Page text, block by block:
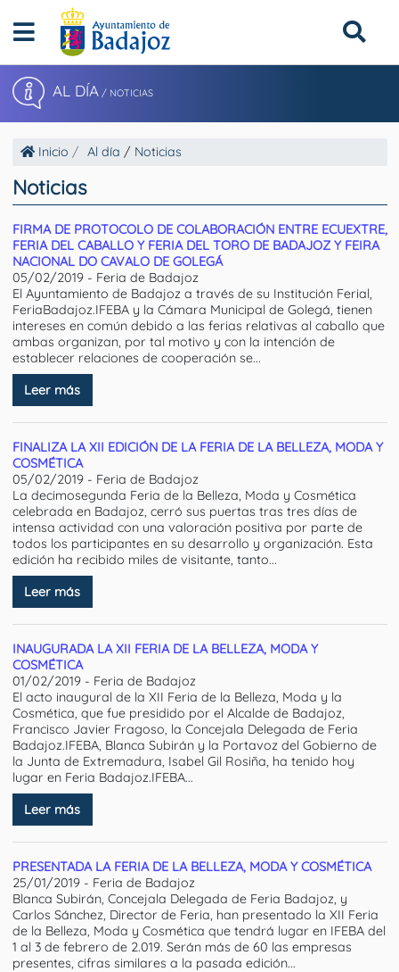
AL DÍA / NOTICIAS
Inicio Al día / Noticias
Noticias
FIRMA DE PROTOCOLO DE COLABORACIÓN ENTRE ECUEXTRE,
FERIA DEL CABALLO Y FERIA DEL TORO DE BADAJOZ Y FEIRA
NACIONAL DO CAVALO DE GOLEGÁ
05/02/2019 - Feria de Badajoz
El Ayuntamiento de Badajoz a través de su Institución Ferial,
FeriaBadajoz.IFEBA y la Cámara Municipal de Golegá, tienen
intereses en común debido a las ferias relativas al caballo que
ambas organizan, por tal motivo y con la intención de
establecer relaciones de cooperación se...
Leer más
FINALIZA LA XII EDICIÓN DE LA FERIA DE LA BELLEZA, MODA Y
COSMÉTICA
05/02/2019 - Feria de Badajoz
La decimosegunda Feria de la Belleza, Moda y Cosmética
celebrada en Badajoz, cerró sus puertas tras tres días de
intensa actividad con una valoración positiva por parte de
todos los participantes en su desarrollo y organización. Esta
edición ha recibido miles de visitante, tanto...
Leer más
INAUGURADA LA XII FERIA DE LA BELLEZA, MODA Y
COSMÉTICA
01/02/2019 - Feria de Badajoz
El acto inaugural de la XII Feria de la Belleza, Moda y la
Cosmética, que fue presidido por el Alcalde de Badajoz,
Francisco Javier Fragoso, la Concejala Delegada de Feria
Badajoz.IFEBA, Blanca Subirán y la Portavoz del Gobierno de
la Junta de Extremadura, Isabel Gil Rosiña, ha tenido hoy
lugar en Feria Badajoz.IFEBA...
Leer más
PRESENTADA LA FERIA DE LA BELLEZA, MODA Y COSMÉTICA
25/01/2019 - Feria de Badajoz
Blanca Subirán, Concejala Delegada de Feria Badajoz, y
Carlos Sánchez, Director de Feria, han presentado la XII Feria
de la Belleza, Moda y Cosmética que tendrá lugar en IFEBA del
1 al 3 de febrero de 2.019. Serán más de 60 las empresas
presentes, cifras similares a la pasada edición...